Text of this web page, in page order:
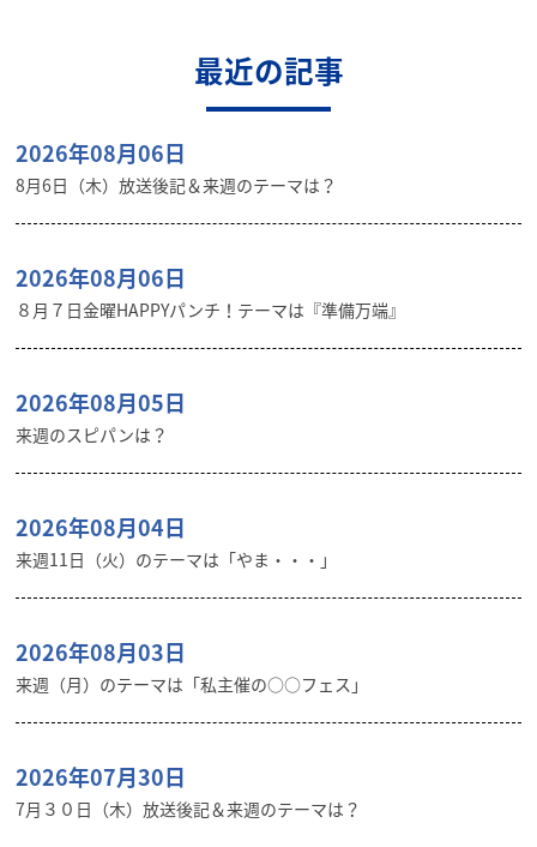
最近の記事
2026年08月06日
8月6日（木）放送後記＆来週のテーマは？
2026年08月06日
８月７日金曜HAPPYパンチ！テーマは『準備万端』
2026年08月05日
来週のスピパンは？
2026年08月04日
来週11日（火）のテーマは「やま・・・」
2026年08月03日
来週（月）のテーマは「私主催の○○フェス」
2026年07月30日
7月３０日（木）放送後記＆来週のテーマは？